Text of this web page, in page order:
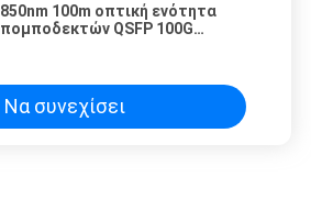
850nm 100m οπτική ενότητα
πομποδεκτών QSFP 100G
Να συνεχίσει